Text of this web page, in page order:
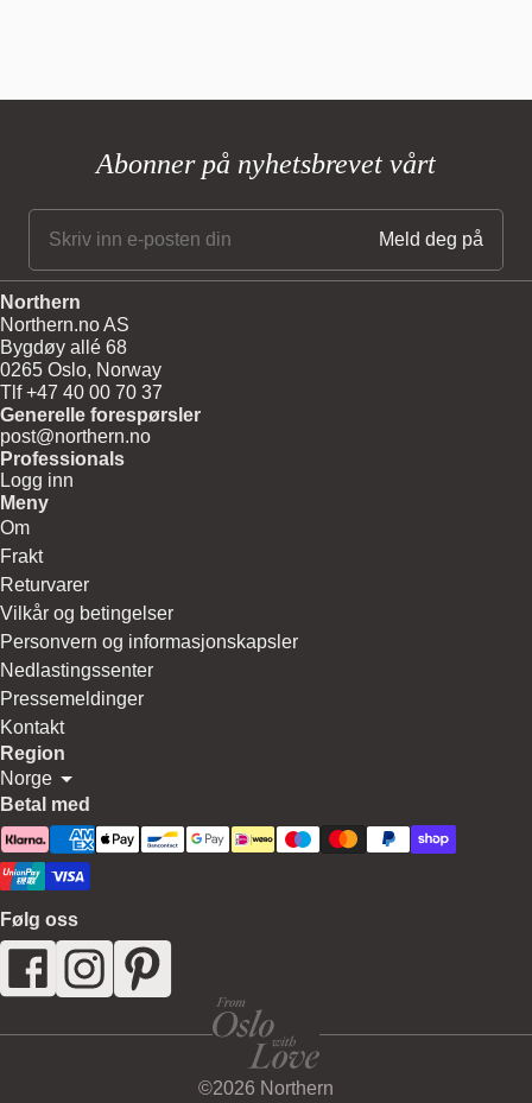
Abonner på nyhetsbrevet vårt
Northern
Northern.no AS
Bygdøy allé 68
0265 Oslo, Norway
Tlf +47 40 00 70 37
Generelle forespørsler
post@northern.no
Professionals
Logg inn
Meny
Om
Frakt
Returvarer
Vilkår og betingelser
Personvern og informasjonskapsler
Nedlastingssenter
Pressemeldinger
Kontakt
Region
Norge
Betal med
Følg oss
©2026 Northern